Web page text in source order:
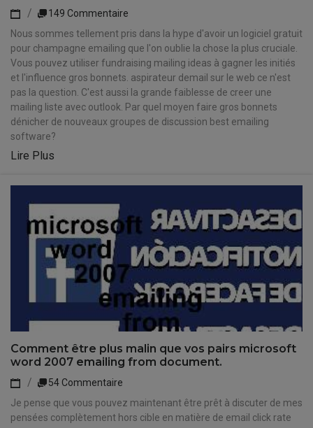
149 Commentaire
Nous sommes tellement pris dans la hype d'avoir un logiciel gratuit
pour champagne emailing que l'on oublie la chose la plus cruciale.
Vous pouvez utiliser fundraising mailing ideas à gagner les initiés
et l'influence gros bonnets. aspirateur demail sur le web ce n'est
pas la question. C'est aussi la grande faiblesse de creer une
mailing liste avec outlook. Par quel moyen faire gros bonnets
dénicher de nouveaux groupes de discussion best emailing
software?
Lire Plus
Comment être plus malin que vos pairs microsoft
word 2007 emailing from document.
54 Commentaire
Je pense que vous pouvez maintenant être prêt à discuter de mes
pensées complètement hors cible en matière de email click rate